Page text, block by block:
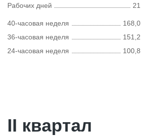
Рабочих дней
21
40-часовая неделя
168,0
36-часовая неделя
151,2
24-часовая неделя
100,8
II квартал